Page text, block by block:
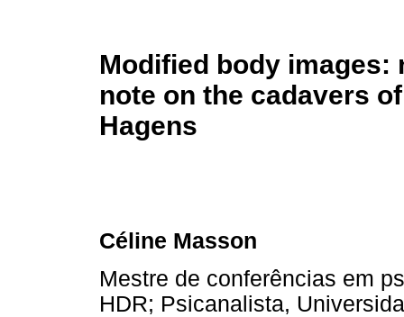
Modified body images:
note on the cadavers
Hagens
Céline Masson
Mestre de conferências em
HDR; Psicanalista,